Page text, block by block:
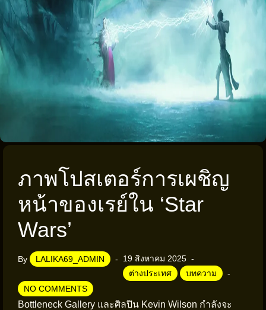
ภาพโปสเตอร์การเผชิญ
หน้าของเรย์ใน ‘Star
Wars’
By LALIKA69_ADMIN
19 สิงหาคม 2025
ต่างประเทศ
บทความ
NO COMMENTS
Bottleneck Gallery และศิลปิน Kevin Wilson กำลังจะ